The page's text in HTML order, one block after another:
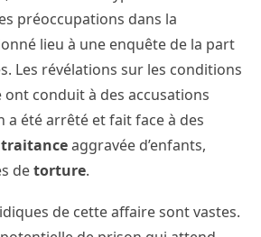
préoccupations dans la
lieu à une enquête de la part
Les révélations sur les conditions
conduit à des accusations
a été arrêté et fait face à des
aggravée d’enfants,
detorture.
de cette affaire sont vastes.